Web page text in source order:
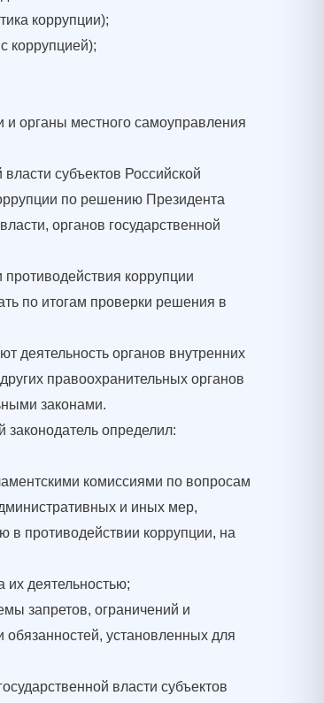
коррупции);
коррупцией);
и органы местного самоуправления
субъектов Российской
по решению Президента
органов государственной
коррупции
по итогам проверки решения в
деятельность органов внутренних
правоохранительных органов
законами.
определил:
комиссиями по вопросам
и иных мер,
в противодействии коррупции, на
их деятельностью;
запретов, ограничений и
установленных для
власти субъектов